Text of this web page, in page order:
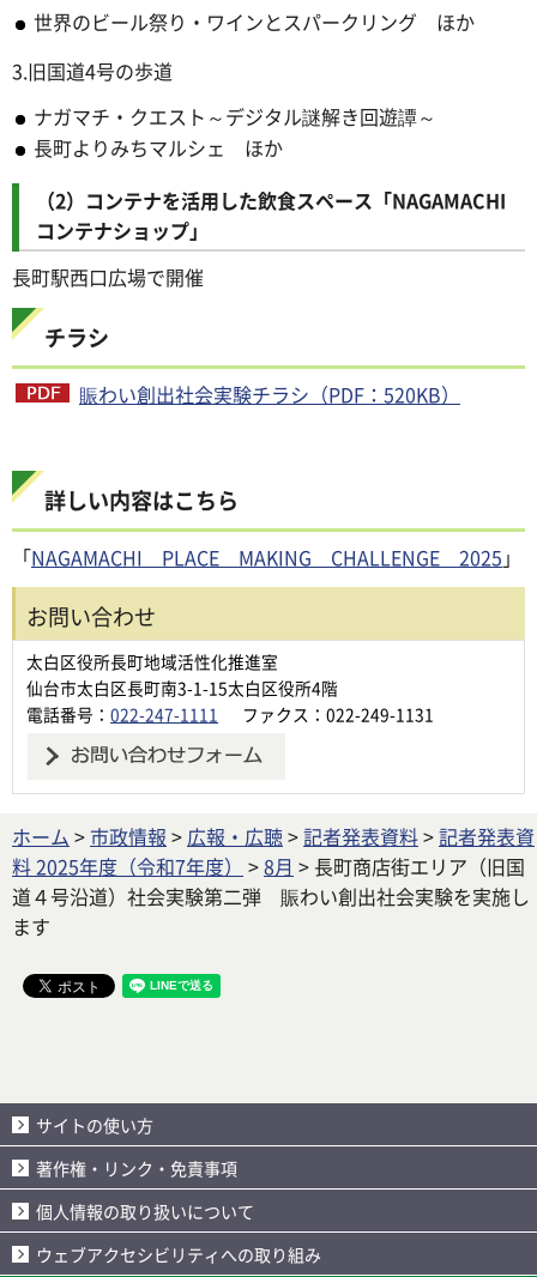
世界のビール祭り・ワインとスパークリング ほか
3.旧国道4号の歩道
ナガマチ・クエスト～デジタル謎解き回遊譚～
長町よりみちマルシェ ほか
（2）コンテナを活用した飲食スペース「NAGAMACHI
コンテナショップ」
長町駅西口広場で開催
チラシ
賑わい創出社会実験チラシ（PDF：520KB）
詳しい内容はこちら
「NAGAMACHI PLACE MAKING CHALLENGE 2025 」
お問い合わせ
太白区役所長町地域活性化推進室
仙台市太白区長町南3-1-15太白区役所4階
電話番号： 022-247-1111 ファクス：022-249-1131
ホーム >市政情報 > 広報・広聴>記者発表資料>記者発表資
料 2025年度（令和7年度）
>8月 > 長町商店街エリア（旧国
道４号沿道）社会実験第二弾 賑わい創出社会実験を実施し
ます
サイトの使い方
著作権・リンク・免責事項
個人情報の取り扱いについて
ウェブアクセシビリティへの取り組み